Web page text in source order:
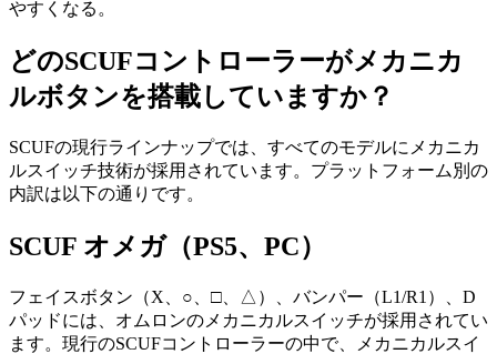
やすくなる。
どのSCUFコントローラーがメカニカ
ルボタンを搭載していますか？
SCUFの現行ラインナップでは、すべてのモデルにメカニカ
ルスイッチ技術が採用されています。プラットフォーム別の
内訳は以下の通りです。
SCUF オメガ（PS5、PC）
フェイスボタン（X、○、□、△）、バンパー（L1/R1）、D
パッドには、オムロンのメカニカルスイッチが採用されてい
ます。現行のSCUFコントローラーの中で、メカニカルスイ